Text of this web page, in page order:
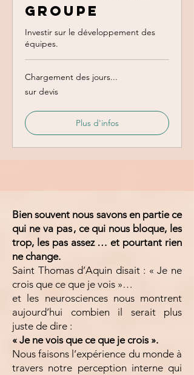
Groupe
Investir sur le développement des
équipes.
Chargement des jours...
devis
sur devis
Plus d'infos
Bien souvent nous savons en partie ce
qui ne va pas , ce qui nous bloque, les
trop, les pas assez … et pourtant rien
ne change.
​Saint Thomas d’Aquin disait : « Je ne
crois que ce que je vois »…
et les neurosciences nous montrent
aujourd’hui combien il serait plus
juste de dire :
« Je ne vois que ce que je crois ».
Nous faisons l’expérience du monde à
travers notre perception interne qui